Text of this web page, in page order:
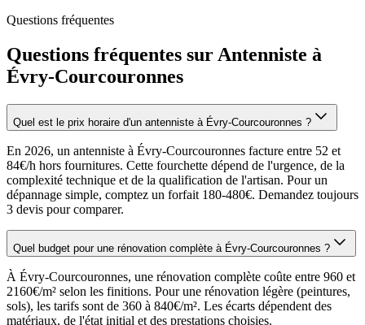
Questions fréquentes
Questions fréquentes sur Antenniste à
Évry-Courcouronnes
Quel est le prix horaire d'un antenniste à Évry-Courcouronnes ?
En 2026, un antenniste à Évry-Courcouronnes facture entre 52 et
84€/h hors fournitures. Cette fourchette dépend de l'urgence, de la
complexité technique et de la qualification de l'artisan. Pour un
dépannage simple, comptez un forfait 180-480€. Demandez toujours
3 devis pour comparer.
Quel budget pour une rénovation complète à Évry-Courcouronnes ?
À Évry-Courcouronnes, une rénovation complète coûte entre 960 et
2160€/m² selon les finitions. Pour une rénovation légère (peintures,
sols), les tarifs sont de 360 à 840€/m². Les écarts dépendent des
matériaux, de l'état initial et des prestations choisies.